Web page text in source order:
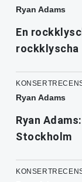
Ryan Adams
En
rockklyscha
Ryan Adams
Ryan
Stockholm